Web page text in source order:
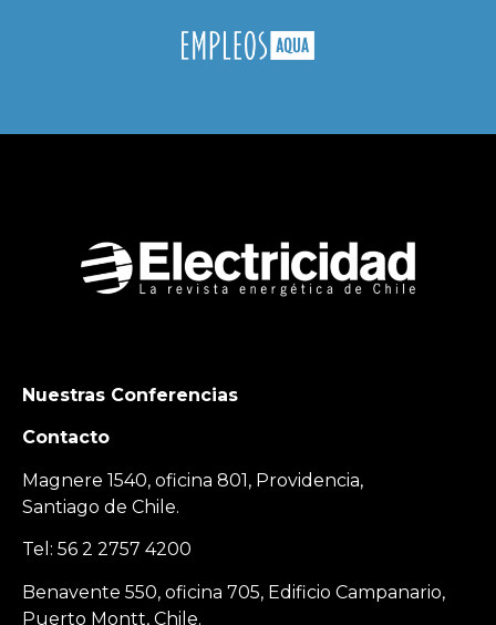
Nuestras Conferencias
Contacto
Magnere 1540, oficina 801, Providencia,
Santiago de Chile.
Tel: 56 2 2757 4200
Benavente 550, oficina 705, Edificio Campanario,
Puerto Montt, Chile.